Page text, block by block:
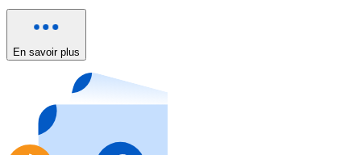
Achetez des cartes-cadeaux de vos marques
Aller à la boutique de cartes-cadeaux
En savoir plus